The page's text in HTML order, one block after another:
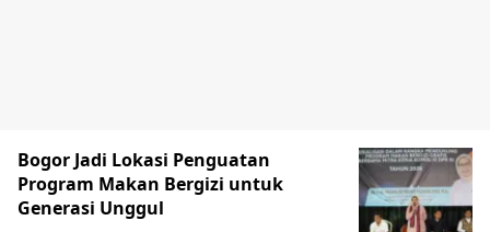
Bogor Jadi Lokasi Penguatan
Program Makan Bergizi untuk
Generasi Unggul